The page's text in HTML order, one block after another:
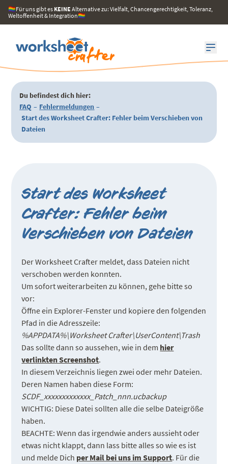
🏳️‍🌈Für uns gibt es KEINE Alternative zu: Vielfalt, Chancengerechtigkeit, Toleranz,
Weltoffenheit & Integration🏳️‍🌈
Du befindest dich hier:
FAQ – Fehlermeldungen –
Start des Worksheet Crafter: Fehler beim Verschieben von
Dateien
Start des Worksheet
Crafter: Fehler beim
Verschieben von Dateien
Der Worksheet Crafter meldet, dass Dateien nicht
verschoben werden konnten.
Um sofort weiterarbeiten zu können, gehe bitte so
vor:
Öffne ein Explorer-Fenster und kopiere den folgenden
Pfad in die Adresszeile:
%APPDATA%\Worksheet Crafter\UserContent\Trash
Das sollte dann so aussehen, wie in dem hier
verlinkten Screenshot.
In diesem Verzeichnis liegen zwei oder mehr Dateien.
Deren Namen haben diese Form:
SCDF_xxxxxxxxxxxxx_Patch_nnn.ucbackup
WICHTIG: Diese Datei sollten alle die selbe Dateigröße
haben.
BEACHTE: Wenn das irgendwie anders aussieht oder
etwas nicht klappt, dann lass bitte alles so wie es ist
und melde Dich per Mail bei uns im Support. Für die